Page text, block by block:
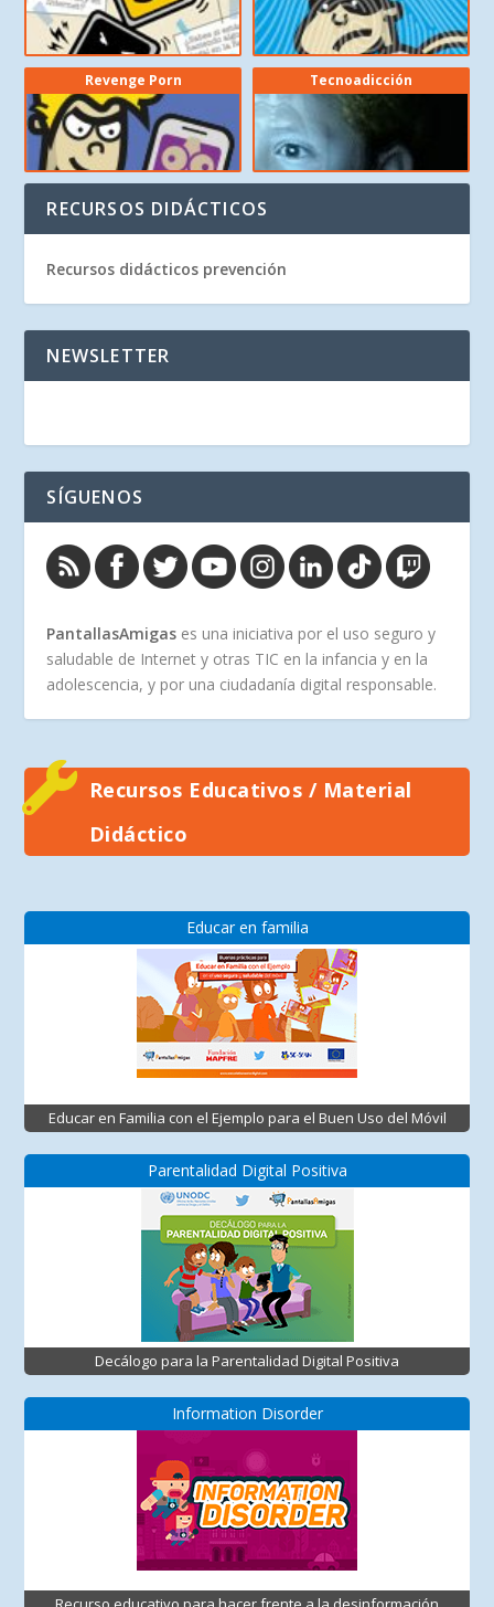
Revenge Porn Tecnoadicción
RECURSOS DIDÁCTICOS
Recursos didácticos prevención
NEWSLETTER
SÍGUENOS
PantallasAmigas es una iniciativa por el uso seguro y
saludable de Internet y otras TIC en la infancia y en la
adolescencia, y por una ciudadanía digital responsable.
Recursos Educativos / Material
Didáctico
Educar en familia
Educar en Familia con el Ejemplo para el Buen Uso del Móvil
Parentalidad Digital Positiva
Decálogo para la Parentalidad Digital Positiva
Information Disorder